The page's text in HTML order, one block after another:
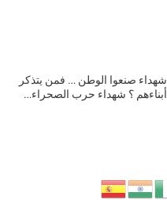
شهداء صنعوا الوطن … فمن يتذكر
أبناءهم ؟ شهداء حرب الصحراء…